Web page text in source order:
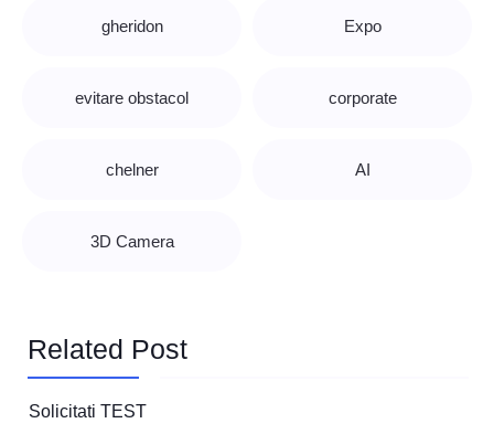
gheridon Expo
evitare obstacol corporate
chelner AI
3D Camera
Related Post
Solicitati TEST